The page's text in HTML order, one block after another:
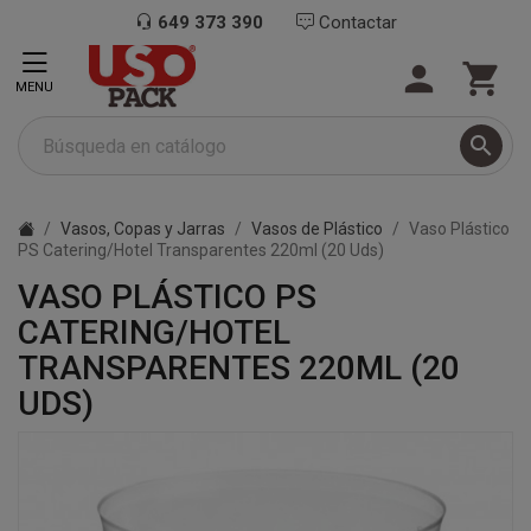
649 373 390 Contactar

 
MENU
Vasos, Copas y Jarras Vasos de Plástico
Vaso Plástico
PS Catering/Hotel Transparentes 220ml (20 Uds)
VASO PLÁSTICO PS
CATERING/HOTEL
TRANSPARENTES 220ML (20
UDS)